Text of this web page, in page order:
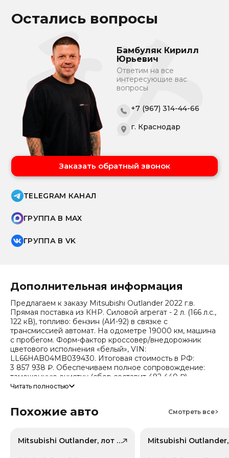
Остались вопросы
Бамбуляк Кирилл
Юрьевич
Ответим на все
интересующие вас
вопросы
+7 (967) 314-44-66
г. Краснодар
Заказать обратный звонок
TELEGRAM КАНАЛ
ГРУППА В MAX
ГРУППА В VK
Дополнительная информация
Предлагаем к заказу Mitsubishi Outlander 2022 г.в.
Прямая поставка из КНР. Силовой агрегат - 2 л. (166 л.с.,
122 кВ), топливо: бензин (АИ-92) в связке с
трансмиссией автомат. На одометре 19000 км, машина
с пробегом. Форм-фактор кроссовер/внедорожник
цветового исполнения «белый», VIN:
LL66HAB04MB039430. Итоговая стоимость в РФ:
3 857 938 ₽. Обеспечиваем полное сопровождение:
таможенную очистку (сбор составит 492 440 ₽),
безопасную доставку и получение всех документов.
уточняйте при обращении. Гарантируем полную
рынка (che): текущая цена в КНР 1 433 934 ₽, прогноз на
Читать полностью
Похожие авто Смотреть все
Mitsubishi Outlander, лот 57966771